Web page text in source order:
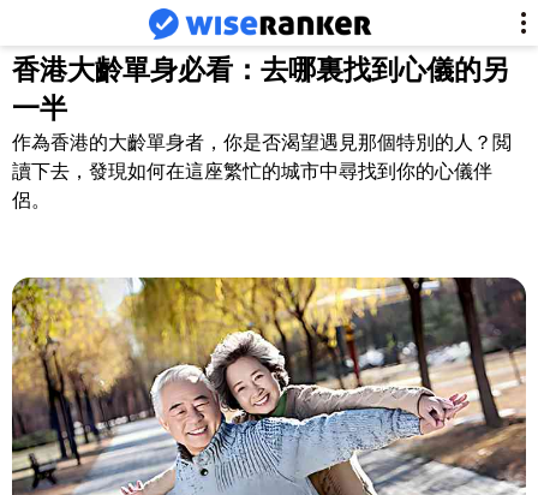
香港大齡單身必看：去哪裏找到心儀的另
一半
作為香港的大齡單身者，你是否渴望遇見那個特別的人？閲
讀下去，發現如何在這座繁忙的城市中尋找到你的心儀伴
侶。